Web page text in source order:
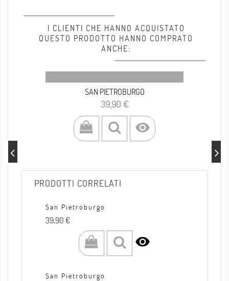
I CLIENTI CHE HANNO ACQUISTATO
QUESTO PRODOTTO HANNO COMPRATO
ANCHE:
SAN PIETROBURGO
Prezzo
39,90 €

PRODOTTI CORRELATI
San Pietroburgo
Prezzo
39,90 €

San Pietroburgo